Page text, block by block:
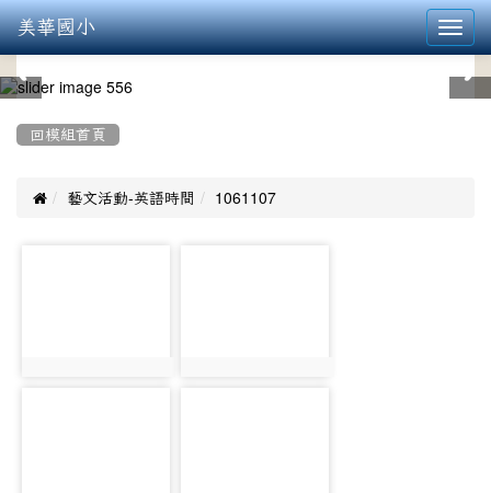
美華國小
回模組首頁
 藝文活動-英語時間 1061107